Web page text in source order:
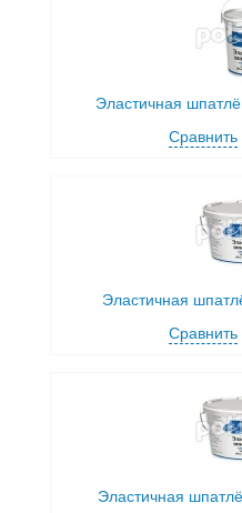
Эластичная
Сравнить
Эластичная
Сравнить
Эластичная